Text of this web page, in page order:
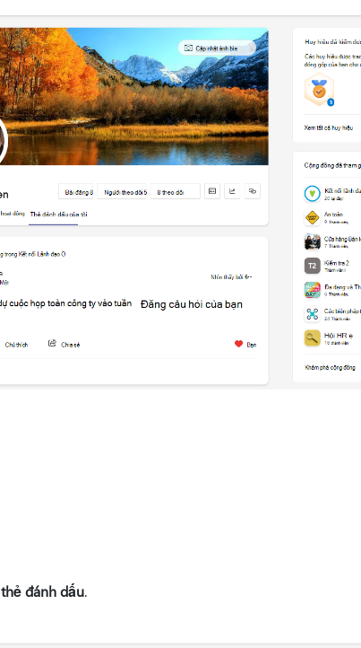
thẻ đánh dấu.